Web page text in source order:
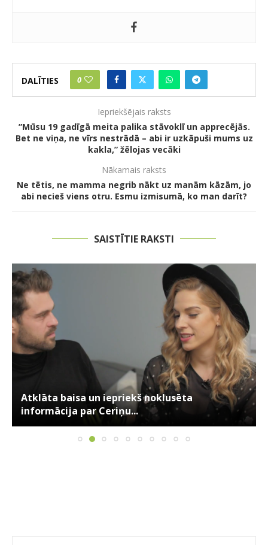
DALĪTIES 0
Iepriekšējais raksts
”Mūsu 19 gadīgā meita palika stāvoklī un apprecējās.
Bet ne viņa, ne vīrs nestrādā – abi ir uzkāpuši mums uz
kakla,” žēlojas vecāki
Nākamais raksts
Ne tētis, ne mamma negrib nākt uz manām kāzām, jo
abi necieš viens otru. Esmu izmisumā, ko man darīt?
SAISTĪTIE RAKSTI
Atklāta baisa un iepriekš noklusēta
informācija par Ceriņu...